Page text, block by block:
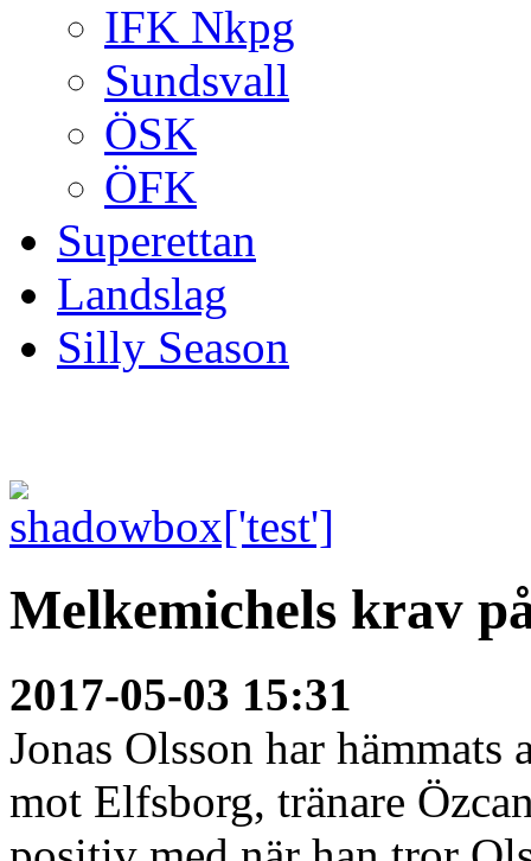
IFK Nkpg
Sundsvall
ÖSK
ÖFK
Superettan
Landslag
Silly Season
Melkemichels krav
2017-05-03 15:31
Jonas Olsson har
mot Elfsborg, tränare